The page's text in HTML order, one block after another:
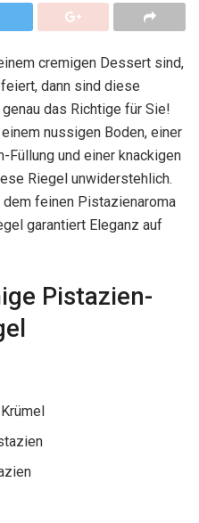
cremigen Dessert sind,
dann sind diese
das Richtige für Sie!
nussigen Boden, einer
und einer knackigen
Riegel unwiderstehlich.
dem feinen Pistazienaroma
garantiert Eleganz auf
Pistazien-